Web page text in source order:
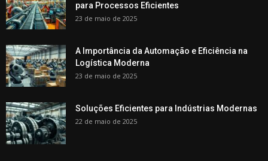
para Processos Eficientes
23 de maio de 2025
A Importância da Automação e Eficiência na
Logística Moderna
23 de maio de 2025
Soluções Eficientes para Indústrias Modernas
22 de maio de 2025